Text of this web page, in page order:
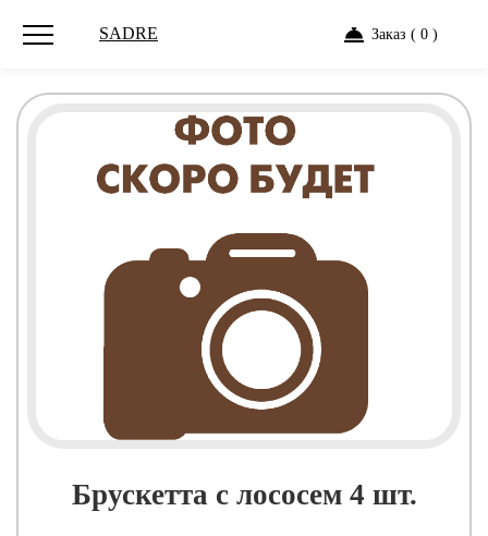
SADRE Заказ ( 0 )
Брускетта с лососем 4 шт.